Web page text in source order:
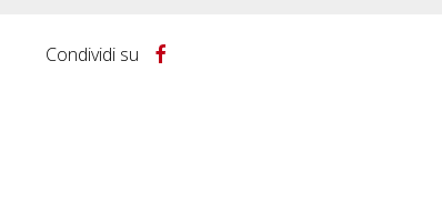
Condividi su